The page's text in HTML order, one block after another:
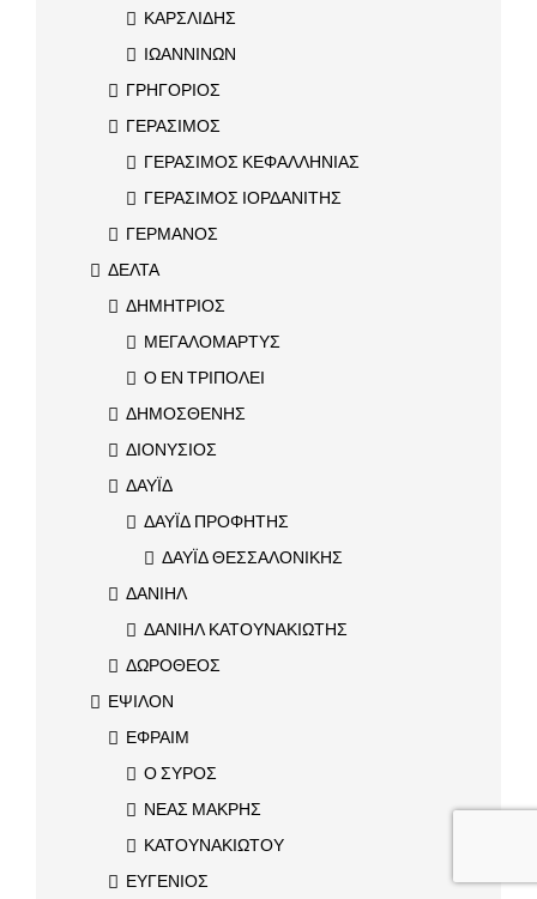
ΚΑΡΣΛΙΔΗΣ
ΙΩΑΝΝΙΝΩΝ
ΓΡΗΓΟΡΙΟΣ
ΓΕΡΑΣΙΜΟΣ
ΓΕΡΑΣΙΜΟΣ ΚΕΦΑΛΛΗΝΙΑΣ
ΓΕΡΑΣΙΜΟΣ ΙΟΡΔΑΝΙΤΗΣ
ΓΕΡΜΑΝΟΣ
ΔΕΛΤΑ
ΔΗΜΗΤΡΙΟΣ
ΜΕΓΑΛΟΜΑΡΤΥΣ
Ο ΕΝ ΤΡΙΠΟΛΕΙ
ΔΗΜΟΣΘΕΝΗΣ
ΔΙΟΝΥΣΙΟΣ
ΔΑΥΪΔ
ΔΑΥΪΔ ΠΡΟΦΗΤΗΣ
ΔΑΥΪΔ ΘΕΣΣΑΛΟΝΙΚΗΣ
ΔΑΝΙΗΛ
ΔΑΝΙΗΛ ΚΑΤΟΥΝΑΚΙΩΤΗΣ
ΔΩΡΟΘΕΟΣ
ΕΨΙΛΟΝ
ΕΦΡΑΙΜ
Ο ΣΥΡΟΣ
ΝΕΑΣ ΜΑΚΡΗΣ
ΚΑΤΟΥΝΑΚΙΩΤΟΥ
ΕΥΓΕΝΙΟΣ